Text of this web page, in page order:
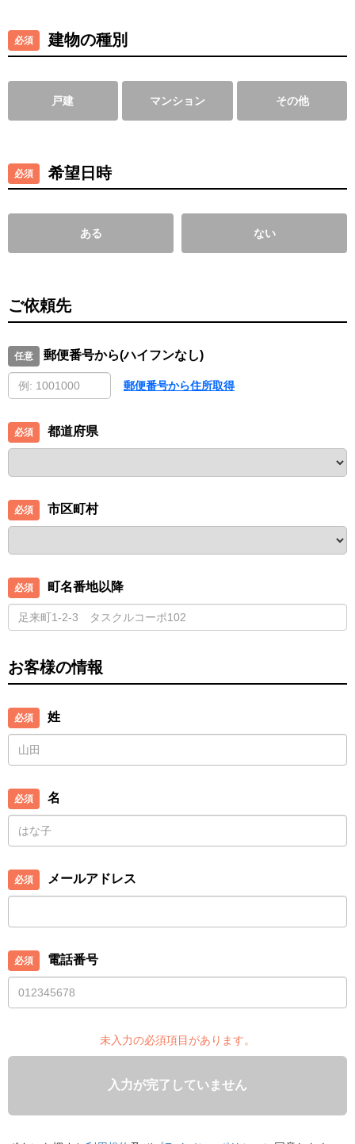
建物の種別
戸建 マンション その他
希望日時
ある ない
ご依頼先
郵便番号から(ハイフンなし)
郵便番号から住所取得
都道府県
市区町村
町名番地以降
お客様の情報
姓
名
メールアドレス
電話番号
未入力の必須項目があります。